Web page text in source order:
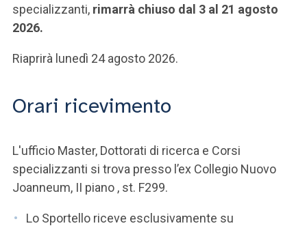
specializzanti, rimarrà chiuso dal 3 al 21 agosto
2026.
Riaprirà lunedì 24 agosto 2026.
Orari ricevimento
L'ufficio Master, Dottorati di ricerca e Corsi
specializzanti si trova presso l’ex Collegio Nuovo
Joanneum, II piano , st. F299.
Lo Sportello riceve esclusivamente su